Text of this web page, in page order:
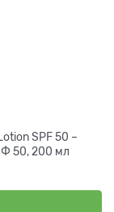
SPF 50 –
50, 200 мл